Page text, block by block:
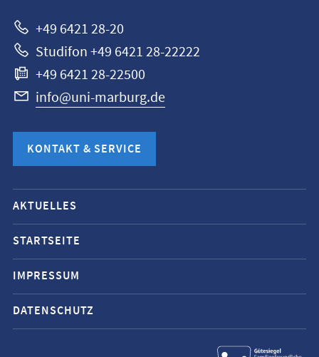
+49 6421 28-20
Studifon +49 6421 28-22222
+49 6421 28-22500
info@uni-marburg.de
KONTAKT & SERVICE
Mobile-
Service-
Navigation
und
Social
Media
Kontakte
AKTUELLES
STARTSEITE
IMPRESSUM
DATENSCHUTZ